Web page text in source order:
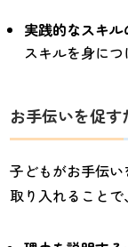
実践的なスキ
スキルを身につ
お手伝いを促す
子どもがお手伝
取り入れることで